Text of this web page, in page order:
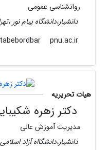
روانشناسی عمومی
دانشیار،دانشگاه پیام نور
tabebordbar
pnu.ac.ir
هیات تحریریه
دکتر زهره
مدیریت آموزش عالی
دانشیار،دانشگااه آزاد